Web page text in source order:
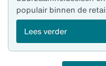
populair binnen de
Lees verder